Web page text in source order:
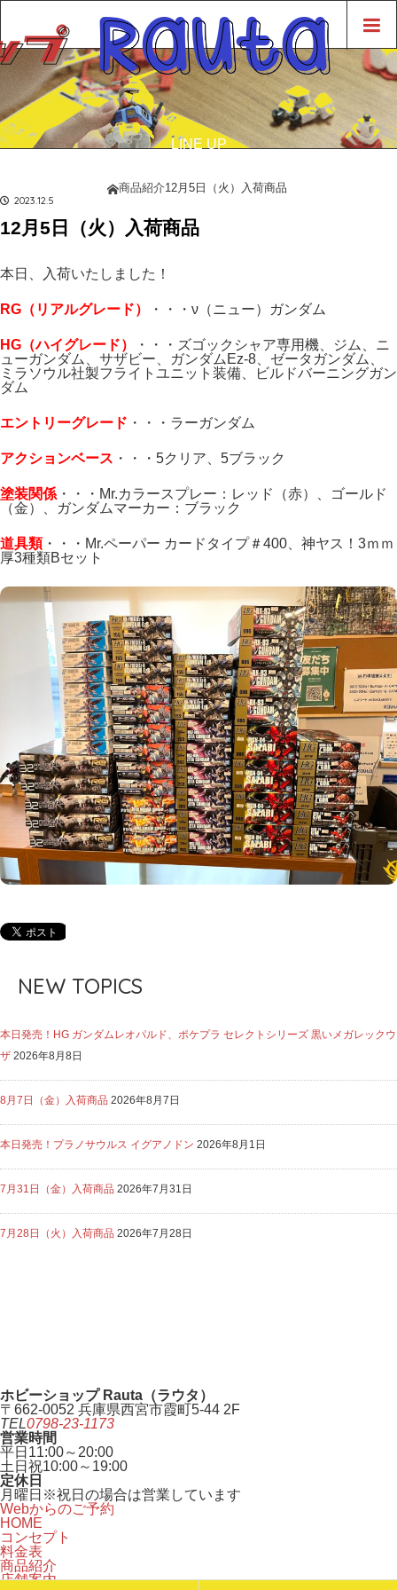
LINE UP
ホーム
商品紹介12月5日（火）入荷商品
2023.12.5
12月5日（火）入荷商品
本日、入荷いたしました！
RG（リアルグレード） ・・・ν（ニュー）ガンダム
HG（ハイグレード）
・・・ズゴックシャア専用機、ジム、ニ
ューガンダム、サザビー、ガンダムEz-8、ゼータガンダム、
ミラソウル社製フライトユニット装備、ビルドバーニングガン
ダム
エントリーグレード ・・・ラーガンダム
アクションベース ・・・5クリア、5ブラック
塗装関係 ・・・Mr.カラースプレー：レッド（赤）、ゴールド
（金）、ガンダムマーカー：ブラック
道具類・・・Mr.ペーパー カードタイプ＃400、神ヤス！3ｍｍ
厚3種類Bセット
NEW TOPICS
本日発売！HG ガンダムレオパルド、ポケプラ セレクトシリーズ 黒いメガレックウ
ザ 2026年8月8日
8月7日（金）入荷商品 2026年8月7日
本日発売！プラノサウルス イグアノドン 2026年8月1日
7月31日（金）入荷商品 2026年7月31日
7月28日（火）入荷商品 2026年7月28日
ホビーショップ Rauta（ラウタ）
〒662-0052 兵庫県西宮市霞町5-44 2F
TEL0798-23-1173
営業時間
平日 11:00～20:00
土日祝10:00～19:00
定休日
月曜日 ※祝日の場合は営業しています
Webからのご予約
HOME
コンセプト
料金表
商品紹介
店舗案内